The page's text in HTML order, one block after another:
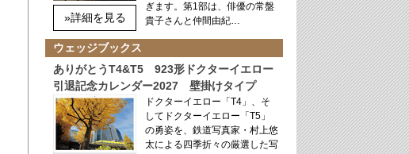
»詳細を見る
ぎます。第1部は、俳優の常盤
貴子さんと仲間由紀…
ウェッジブックス
ありがとうT4&T5 923形ドクターイエロー
引退記念カレンダー2027 壁掛けタイプ
ドクターイエロー「T4」、そ
してドクターイエロー「T5」
の勇姿を、鉄道写真家・村上悠
太による四季折々の厳選した写